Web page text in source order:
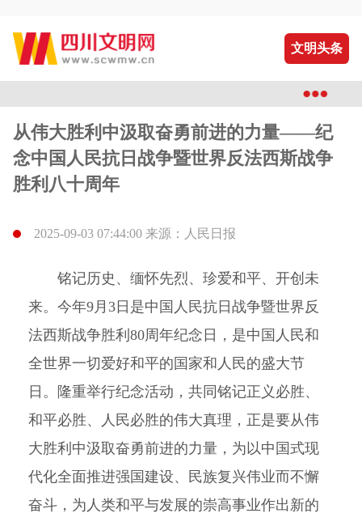
文明头条
从伟大胜利中汲取奋勇前进的力量——纪
念中国人民抗日战争暨世界反法西斯战争
胜利八十周年
2025-09-03 07:44:00 来源：人民日报
铭记历史、缅怀先烈、珍爱和平、开创未
来。今年9月3日是中国人民抗日战争暨世界反
法西斯战争胜利80周年纪念日，是中国人民和
全世界一切爱好和平的国家和人民的盛大节
日。隆重举行纪念活动，共同铭记正义必胜、
和平必胜、人民必胜的伟大真理，正是要从伟
大胜利中汲取奋勇前进的力量，为以中国式现
代化全面推进强国建设、民族复兴伟业而不懈
奋斗，为人类和平与发展的崇高事业作出新的